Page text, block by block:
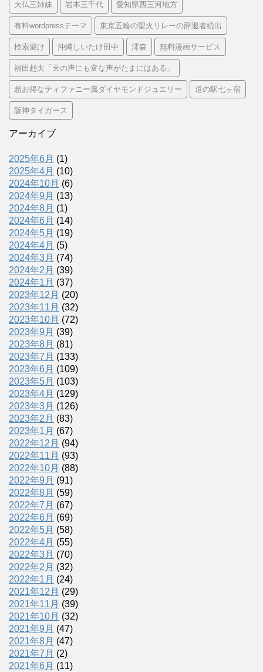
大仏三姉妹 岩本三千代 愛知県西三河地方
有料wordpressテーマ 東京五輪の聖火リレーの辞退者続出
検索避け 沖縄しいたけ田中 澪森 無料漫画サービス
福田赳夫「天の声にも変な声がたまにはある」
超お得なティファニー風ダイヤモンドジュエリー 道の駅七ヶ宿
阪神タイガース
アーカイブ
2025年6月 (1)
2025年4月 (10)
2024年10月 (6)
2024年9月 (13)
2024年8月 (1)
2024年6月 (14)
2024年5月 (19)
2024年4月 (5)
2024年3月 (74)
2024年2月 (39)
2024年1月 (37)
2023年12月 (20)
2023年11月 (32)
2023年10月 (72)
2023年9月 (39)
2023年8月 (81)
2023年7月 (133)
2023年6月 (109)
2023年5月 (103)
2023年4月 (129)
2023年3月 (126)
2023年2月 (83)
2023年1月 (67)
2022年12月 (94)
2022年11月 (93)
2022年10月 (88)
2022年9月 (91)
2022年8月 (59)
2022年7月 (67)
2022年6月 (69)
2022年5月 (58)
2022年4月 (55)
2022年3月 (70)
2022年2月 (32)
2022年1月 (24)
2021年12月 (29)
2021年11月 (39)
2021年10月 (32)
2021年9月 (47)
2021年8月 (47)
2021年7月 (2)
2021年6月 (11)